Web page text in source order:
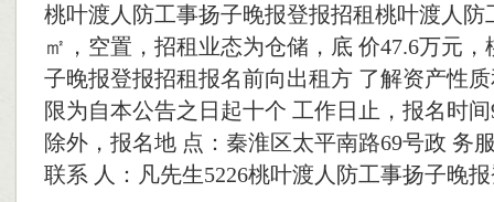
桃叶渡人防工事扬子晚报登报招租桃叶渡人防
㎡，空置，招租业态为仓储，底 价47.6万元
子晚报登报招租报名前向出租方 了解资产性
限为自本公告之日起十个 工作日止，报名时间
除外，报名地 点：秦淮区太平南路69号政 务
联系 人：凡先生5226桃叶渡人防工事扬子晚